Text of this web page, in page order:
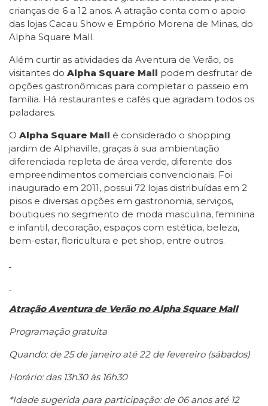
crianças de 6 a 12 anos. A atração conta com o apoio
das lojas Cacau Show e Empório Morena de Minas, do
Alpha Square Mall.
Além curtir as atividades da Aventura de Verão, os
visitantes do Alpha Square Mall podem desfrutar de
opções gastronômicas para completar o passeio em
família. Há restaurantes e cafés que agradam todos os
paladares.
O Alpha Square Mall é considerado o shopping
jardim de Alphaville, graças à sua ambientação
diferenciada repleta de área verde, diferente dos
empreendimentos comerciais convencionais. Foi
inaugurado em 2011, possui 72 lojas distribuídas em 2
pisos e diversas opções em gastronomia, serviços,
boutiques no segmento de moda masculina, feminina
e infantil, decoração, espaços com estética, beleza,
bem-estar, floricultura e pet shop, entre outros.
Atração Aventura de Verão no Alpha Square Mall
Programação gratuita
Quando: de 25 de janeiro até 22 de fevereiro (sábados)
Horário: das 13h30 às 16h30
*Idade sugerida para participação: de 06 anos até 12